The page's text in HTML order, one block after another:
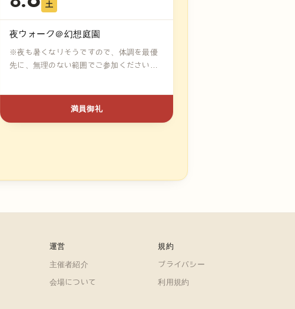
土
夜ウォーク＠幻想庭園
※夜も暑くなりそうですので、体調を最優
先に、無理のない範囲でご参加ください！
満員御礼
運営
主催者紹介
会場について
規約
プライバシー
利用規約